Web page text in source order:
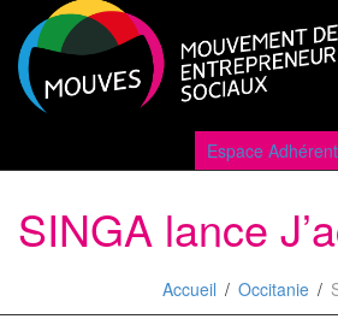
Espace Adhérent
SINGA lance
Accueil Occitanie